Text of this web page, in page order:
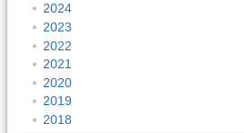
2024
2023
2022
2021
2020
2019
2018